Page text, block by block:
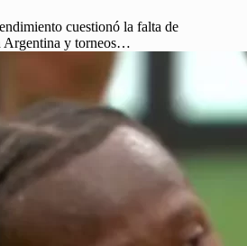
cuestionó la falta de
Argentina y torneos…